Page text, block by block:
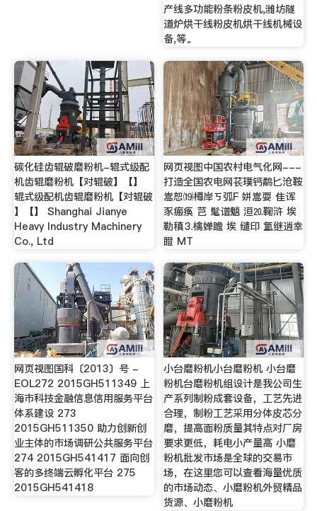
产线多功能粉条粉皮机,潍坊隧
道炉烘干线粉皮机烘干线机械设
备,等。
碳化硅齿辊破磨粉机-辊式级配
机齿辊磨粉机【对辊破】【】
辊式级配机齿辊磨粉机【对辊破
】【】 Shanghai Jianye
Heavy Industry Machinery
Co., Ltd
网页视图中国农村电气化网---
打造全国农电网苌璞钙鹬匕沧鞍
嵩恕⒆樽岸ㄎ弧F 姘嵩耍 隹诨
豕瘢痪 芑 髦谱魈 洹⒛鞠浒 埃
勒稹⒊檎婵瞻 埃 缱印 氲继逍幸
瞪 MT
网页视图国科〔2013〕号 -
EOL272 2015GH511349 上
海市科技金融信息信用服务平台
体系建设 273
2015GH511350 助力创新创
业主体的市场调研公共服务平台
274 2015GH541417 面向创
客的多终端云孵化平台 275
2015GH541418
小台磨粉机小台磨粉机 小台磨
粉机台磨粉机组设计是我公司生
产系列制粉成套设备，工艺先进
合理，制粉工艺采用分体皮芯分
磨，提高面粉质量其特点对厂房
要求更低，耗电小产量高 小磨
粉机批发市场是全球的交易市
场，在这里您可以查看海量优质
的市场动态、小磨粉机外贸精品
货源、小磨粉机